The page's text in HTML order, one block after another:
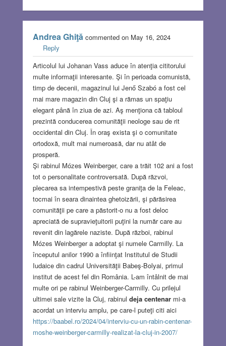
Andrea Ghiţă commented on May 16, 2024
Reply
Articolul lui Johanan Vass aduce în atenţia cititorului
multe informaţii interesante. Şi în perioada comunistă,
timp de decenii, magazinul lui Jenő Szabó a fost cel
mai mare magazin din Cluj şi a rămas un spaţiu
elegant până în ziua de azi. Aş menţiona că tabloul
prezintă conducerea comunităţii neologe sau de rit
occidental din Cluj. În oraş exista şi o comunitate
ortodoxă, mult mai numeroasă, dar nu atât de
prosperă.
Şi rabinul Mózes Weinberger, care a trăit 102 ani a fost
tot o personalitate controversată. După răzvoi,
plecarea sa intempestivă peste graniţa de la Feleac,
tocmai în seara dinaintea ghetoizării, şi părăsirea
comunităţii pe care a păstorit-o nu a fost deloc
apreciată de supravieţuitorii puţini la număr care au
revenit din lagărele naziste. După război, rabinul
Mózes Weinberger a adoptat şi numele Carmilly. La
începutul anilor 1990 a înfiinţat Institutul de Studii
Iudaice din cadrul Universităţii Babeş-Bolyai, primul
institut de acest fel din România. L-am întâlnit de mai
multe ori pe rabinul Weinberger-Carmilly. Cu prilejul
ultimei sale vizite la Cluj, rabinul deja centenarmi-a
acordat un interviu amplu, pe care-l puteţi citi aici
https://baabel.ro/2024/04/interviu-cu-un-rabin-centenar-
moshe-weinberger-carmilly-realizat-la-cluj-in-2007/